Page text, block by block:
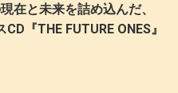
在と未来を詰め込んだ、
『THE FUTURE ONES』